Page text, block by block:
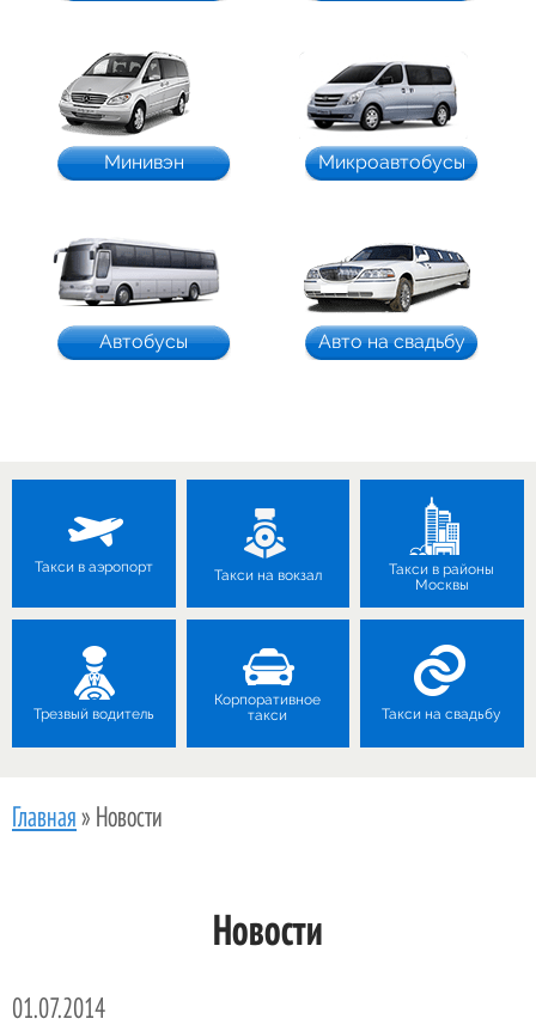
Минивэн Микроавтобусы
Автобусы Авто на свадьбу
Такси в аэропорт
Такси на вокзал
Такси в районы
Москвы
Трезвый водитель
Корпоративное
такси
Такси на свадьбу
Главная » Новости
Новости
01.07.2014